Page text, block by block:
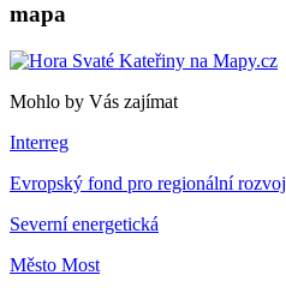
mapa
Mohlo by Vás zajímat
Interreg
Evropský fond pro regionální rozvoj
Severní energetická
Město Most